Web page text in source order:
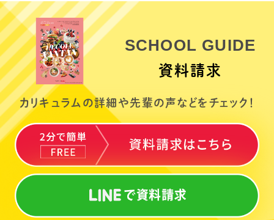
カリキュラムの詳細や先輩の声などをチェック！
SCHOOL GUIDE
資料請求